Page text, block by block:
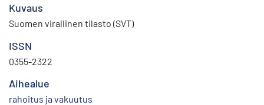
Kuvaus
Suomen virallinen tilasto (SVT)
ISSN
0355-2322
Aihealue
rahoitus ja vakuutus